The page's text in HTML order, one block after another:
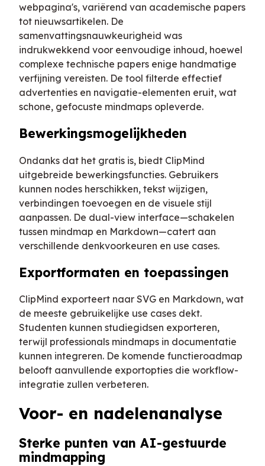
webpagina's, variërend van academische papers
tot nieuwsartikelen. De
samenvattingsnauwkeurigheid was
indrukwekkend voor eenvoudige inhoud, hoewel
complexe technische papers enige handmatige
verfijning vereisten. De tool filterde effectief
advertenties en navigatie-elementen eruit, wat
schone, gefocuste mindmaps opleverde.
Bewerkingsmogelijkheden
Ondanks dat het gratis is, biedt ClipMind
uitgebreide bewerkingsfuncties. Gebruikers
kunnen nodes herschikken, tekst wijzigen,
verbindingen toevoegen en de visuele stijl
aanpassen. De dual-view interface—schakelen
tussen mindmap en Markdown—catert aan
verschillende denkvoorkeuren en use cases.
Exportformaten en toepassingen
ClipMind exporteert naar SVG en Markdown, wat
de meeste gebruikelijke use cases dekt.
Studenten kunnen studiegidsen exporteren,
terwijl professionals mindmaps in documentatie
kunnen integreren. De komende functieroadmap
belooft aanvullende exportopties die workflow-
integratie zullen verbeteren.
Voor- en nadelenanalyse
Sterke punten van AI-gestuurde
mindmapping